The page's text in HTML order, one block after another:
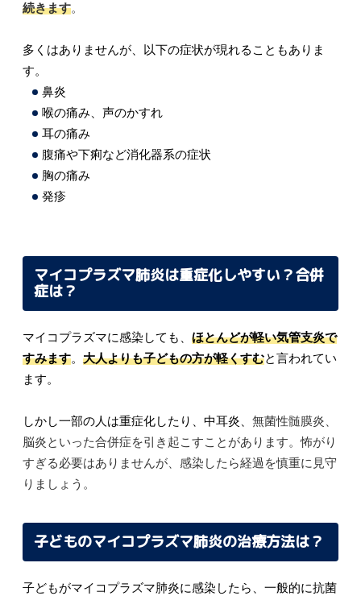
続きます。
多くはありませんが、以下の症状が現れることもありま
す。
鼻炎
喉の痛み、声のかすれ
耳の痛み
腹痛や下痢など消化器系の症状
胸の痛み
発疹
マイコプラズマ肺炎は重症化しやすい？合併
症は？
マイコプラズマに感染しても、 ほとんどが軽い気管支炎で
すみます。 大人よりも子どもの方が軽くすむと言われてい
ます。
しかし一部の人は重症化したり、中耳炎、 無菌性髄膜炎、
脳炎といった合併症を引き起こすことがあります。怖がり
すぎる必要はありませんが、感染したら経過を慎重に見守
りましょう。
子どものマイコプラズマ肺炎の治療方法は？
子どもがマイコプラズマ肺炎に感染したら、一般的に抗菌